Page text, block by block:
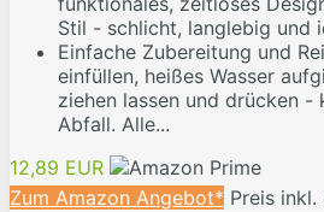
Stil - schlicht, langlebig und
Einfache Zubereitung und
einfüllen, heißes Wasser
ziehen lassen und drücken -
Abfall. Alle...
12,89 EUR
Zum Amazon Angebot* Preis